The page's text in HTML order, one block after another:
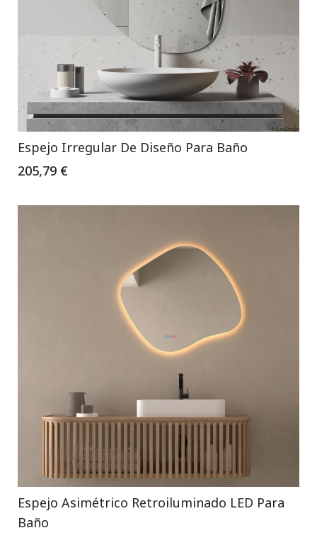
Espejo Irregular De Diseño Para Baño
205,79 €
Espejo Asimétrico Retroiluminado LED Para
Baño